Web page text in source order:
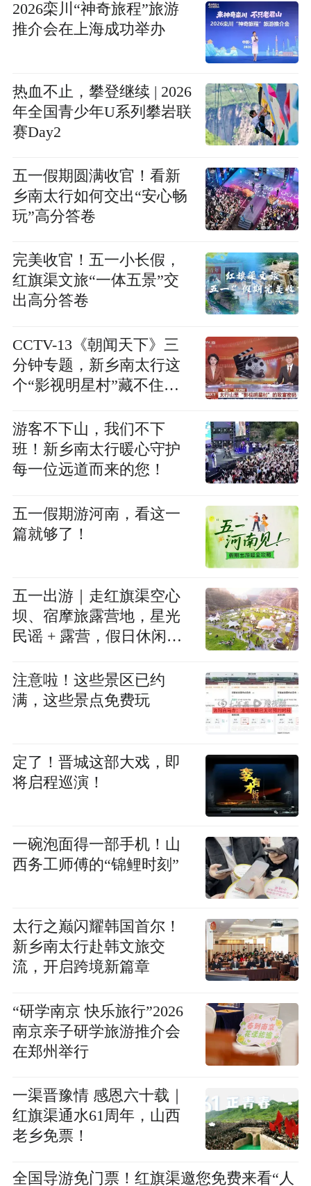
2026栾川“神奇旅程”旅游
推介会在上海成功举办
热血不止，攀登继续 | 2026
年全国青少年U系列攀岩联
赛Day2
五一假期圆满收官！看新
乡南太行如何交出“安心畅
玩”高分答卷
完美收官！五一小长假，
红旗渠文旅“一体五景”交
出高分答卷
CCTV-13《朝闻天下》三
分钟专题，新乡南太行这
个“影视明星村”藏不住
游客不下山，我们不下
班！新乡南太行暖心守护
每一位远道而来的您！
五一假期游河南，看这一
篇就够了！
五一出游｜走红旗渠空心
坝、宿摩旅露营地，星光
民谣 + 露营，假日休闲美
注意啦！这些景区已约
满，这些景点免费玩
定了！晋城这部大戏，即
将启程巡演！
一碗泡面得一部手机！山
西务工师傅的“锦鲤时刻”
太行之巅闪耀韩国首尔！
新乡南太行赴韩文旅交
流，开启跨境新篇章
“研学南京 快乐旅行”2026
南京亲子研学旅游推介会
在郑州举行
一渠晋豫情 感恩六十载｜
红旗渠通水61周年，山西
老乡免票！
全国导游免门票！红旗渠邀您免费来看“人